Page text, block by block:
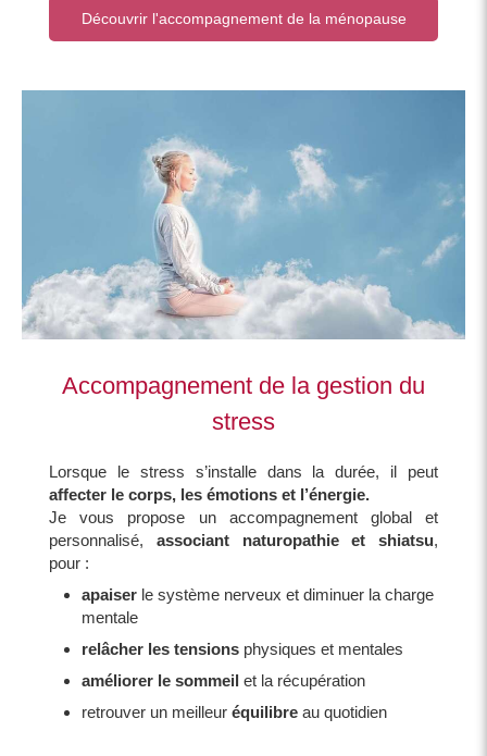
Découvrir l'accompagnement de la ménopause
Accompagnement de la gestion du
stress
Lorsque le stress s’installe dans la durée, il peut
affecter le corps, les émotions et l’énergie.
Je vous propose un accompagnement global et
personnalisé, associant naturopathie et shiatsu,
pour :
apaiser le système nerveux et diminuer la charge
mentale
relâcher les tensions physiques et mentales
améliorer le sommeil et la récupération
retrouver un meilleur équilibre au quotidien